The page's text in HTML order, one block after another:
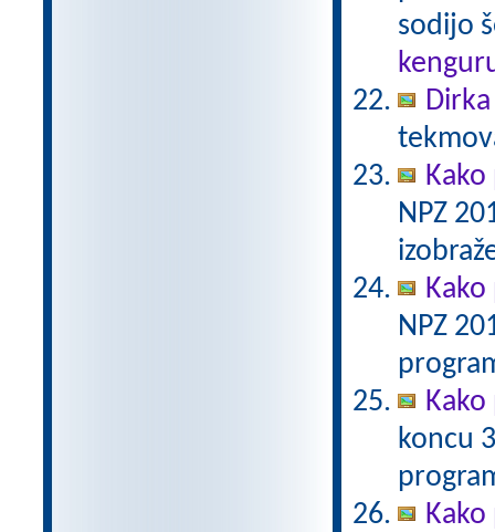
sodijo
NPZ
NPZ
koncu